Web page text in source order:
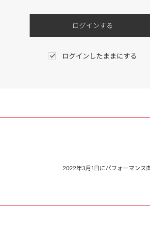
ログインしたままにする
2022年3月1日にパフォーマンス